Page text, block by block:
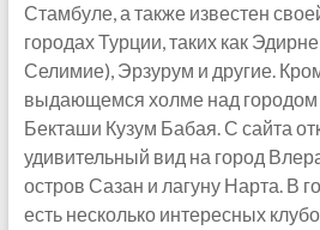
Стамбуле, а также известен
городах Турции, таких как
Селимие), Эрзурум и другие.
выдающемся холме над городом
Бекташи Кузум Бабая. С сайта
удивительный вид на город
остров Сазан и лагуну Нарта. В
есть несколько интересных